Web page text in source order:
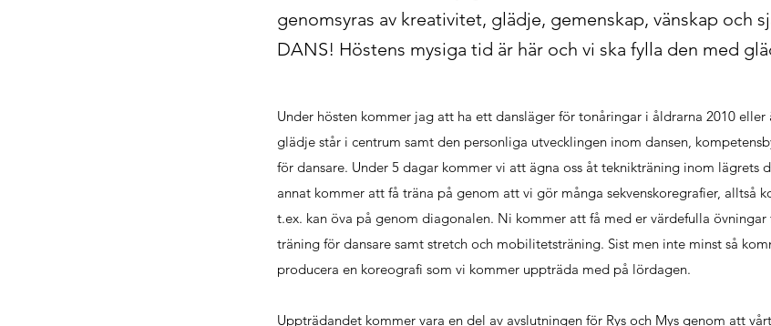
genomsyras av kreativitet, glädje, gemenskap, vänskap och
DANS! Höstens mysiga tid är här och vi ska fylla den med
Under hösten kommer jag att ha ett dansläger för tonåringar i åldrarna 2010
glädje står i centrum samt den personliga utvecklingen inom dansen,
för dansare. Under 5 dagar kommer vi att ägna oss åt teknikträning inom lägrets
annat kommer att få träna på genom att vi gör många sekvenskoregrafier, alltså
t.ex. kan öva på genom diagonalen. Ni kommer att få med er värdefulla övningar
träning för dansare samt stretch och mobilitetsträning. Sist men inte minst så
producera en koreografi som vi kommer uppträda med på lördagen.
Uppträdandet kommer vara en del av avslutningen för Rys och Mys genom att